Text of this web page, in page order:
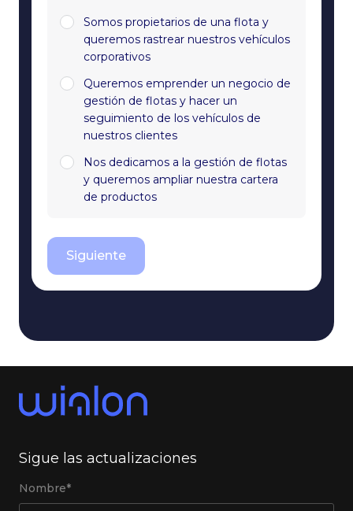
Somos propietarios de una flota y
queremos rastrear nuestros vehículos
corporativos
Queremos emprender un negocio de
gestión de flotas y hacer un
seguimiento de los vehículos de
nuestros clientes
Nos dedicamos a la gestión de flotas
y queremos ampliar nuestra cartera
de productos
Siguiente
Sigue las actualizaciones
Nombre*